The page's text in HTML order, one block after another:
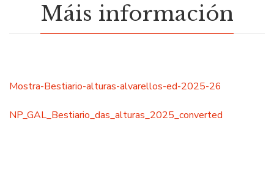
Máis información
Mostra-Bestiario-alturas-alvarellos-ed-2025-26
NP_GAL_Bestiario_das_alturas_2025_converted